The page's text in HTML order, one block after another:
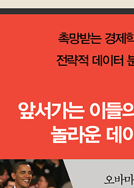
은 이들을 위한 참고도서